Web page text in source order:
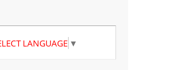
LANGUAGE ▼